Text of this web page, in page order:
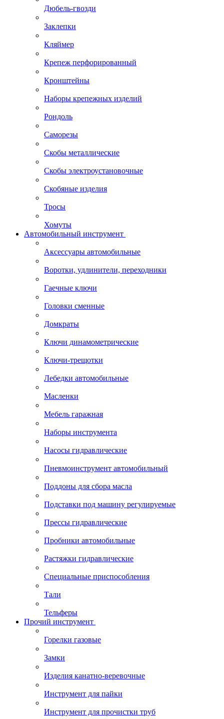
Дюбель-гвозди
Заклепки
Кляймер
Крепеж перфорированный
Кронштейны
Наборы крепежных изделий
Рондоль
Саморезы
Скобы металлические
Скобы электроустановочные
Скобяные изделия
Тросы
Хомуты
Автомобильный инструмент
Аксессуары автомобильные
Воротки, удлинители, переходники
Гаечные ключи
Головки сменные
Домкраты
Ключи динамометрические
Ключи-трещотки
Лебедки автомобильные
Масленки
Мебель гаражная
Наборы инструмента
Насосы гидравлические
Пневмоинструмент автомобильный
Поддоны для сбора масла
Подставки под машину регулируемые
Прессы гидравлические
Пробники автомобильные
Растяжки гидравлические
Специальные приспособления
Тали
Тельферы
Прочий инструмент
Горелки газовые
Замки
Изделия канатно-веревочные
Инструмент для пайки
Инструмент для прочистки труб